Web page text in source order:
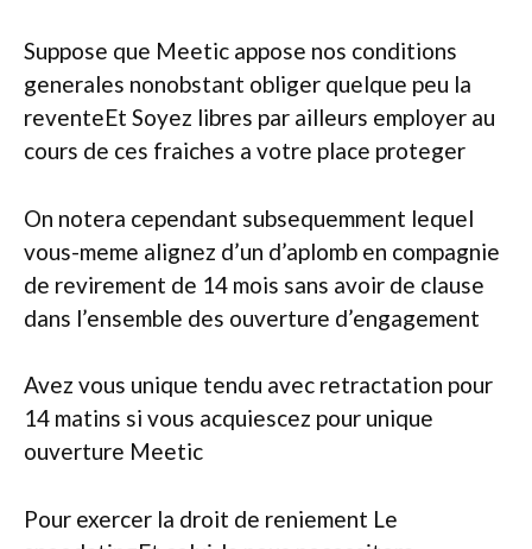
Suppose que Meetic appose nos conditions
generales nonobstant obliger quelque peu la
reventeEt Soyez libres par ailleurs employer au
cours de ces fraiches a votre place proteger
On notera cependant subsequemment lequel
vous-meme alignez d’un d’aplomb en compagnie
de revirement de 14 mois sans avoir de clause
dans l’ensemble des ouverture d’engagement
Avez vous unique tendu avec retractation pour
14 matins si vous acquiescez pour unique
ouverture Meetic
Pour exercer la droit de reniement Le